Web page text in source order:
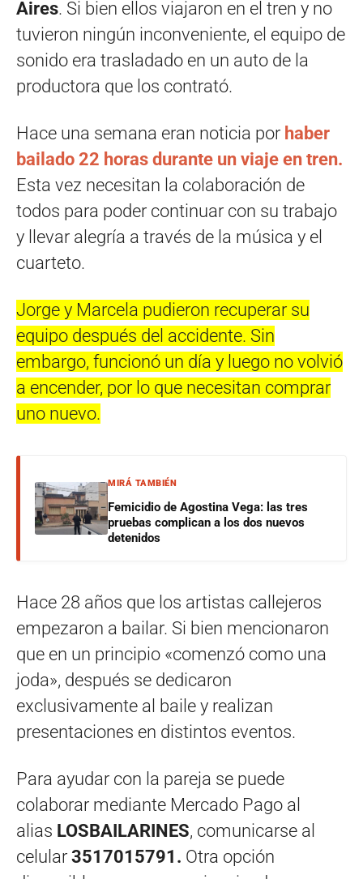
Aires. Si bien ellos viajaron en el tren y no
tuvieron ningún inconveniente, el equipo de
sonido era trasladado en un auto de la
productora que los contrató.
Hace una semana eran noticia por haber
bailado 22 horas durante un viaje en tren.
Esta vez necesitan la colaboración de
todos para poder continuar con su trabajo
y llevar alegría a través de la música y el
cuarteto.
Jorge y Marcela pudieron recuperar su
equipo después del accidente. Sin
embargo, funcionó un día y luego no volvió
a encender, por lo que necesitan comprar
uno nuevo.
MIRÁ TAMBIÉN
Femicidio de Agostina Vega: las tres
pruebas complican a los dos nuevos
detenidos
Hace 28 años que los artistas callejeros
empezaron a bailar. Si bien mencionaron
que en un principio «comenzó como una
joda», después se dedicaron
exclusivamente al baile y realizan
presentaciones en distintos eventos.
Para ayudar con la pareja se puede
colaborar mediante Mercado Pago al
alias LOSBAILARINES, comunicarse al
celular 3517015791. Otra opción